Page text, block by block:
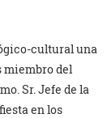
cultural una
miembro del
Sr. Jefe de la
en los